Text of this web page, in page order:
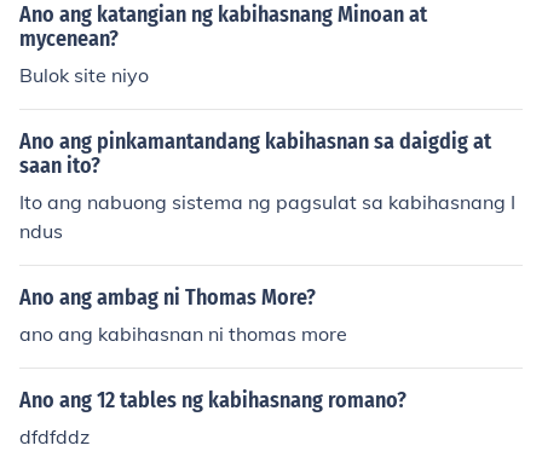
Ano ang katangian ng kabihasnang Minoan at
mycenean?
Bulok site niyo
Ano ang pinkamantandang kabihasnan sa daigdig at
saan ito?
Ito ang nabuong sistema ng pagsulat sa kabihasnang I
ndus
Ano ang ambag ni Thomas More?
ano ang kabihasnan ni thomas more
Ano ang 12 tables ng kabihasnang romano?
dfdfddz